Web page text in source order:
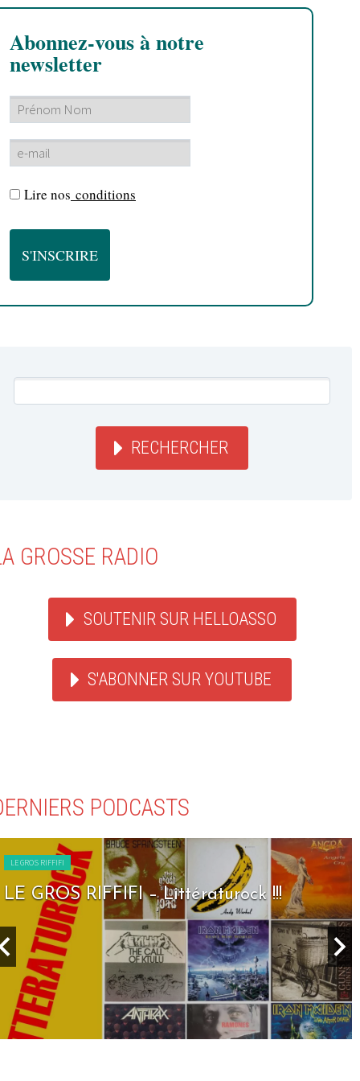
Abonnez-vous à notre
newsletter
Lire nos conditions
RECHERCHER
GROSSE RADIO
SOUTENIR SUR HELLOASSO
S'ABONNER SUR YOUTUBE
PODCASTS
LE GROS RIFFIFI
LE GROS RIFFIFI – Seven Days To Rock !!!